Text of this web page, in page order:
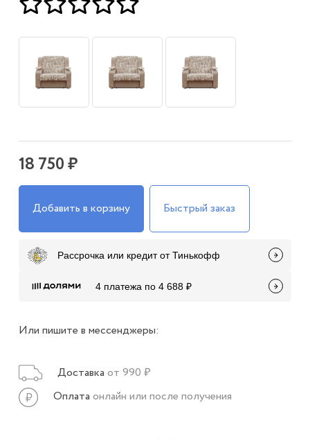
18 750 ₽
Добавить в корзину Быстрый заказ
Рассрочка или кредит от Тинькофф
4 платежа по 4 688 ₽
Или пишите в мессенджеры:
Доставка от 990 ₽
Оплата онлайн или после получения